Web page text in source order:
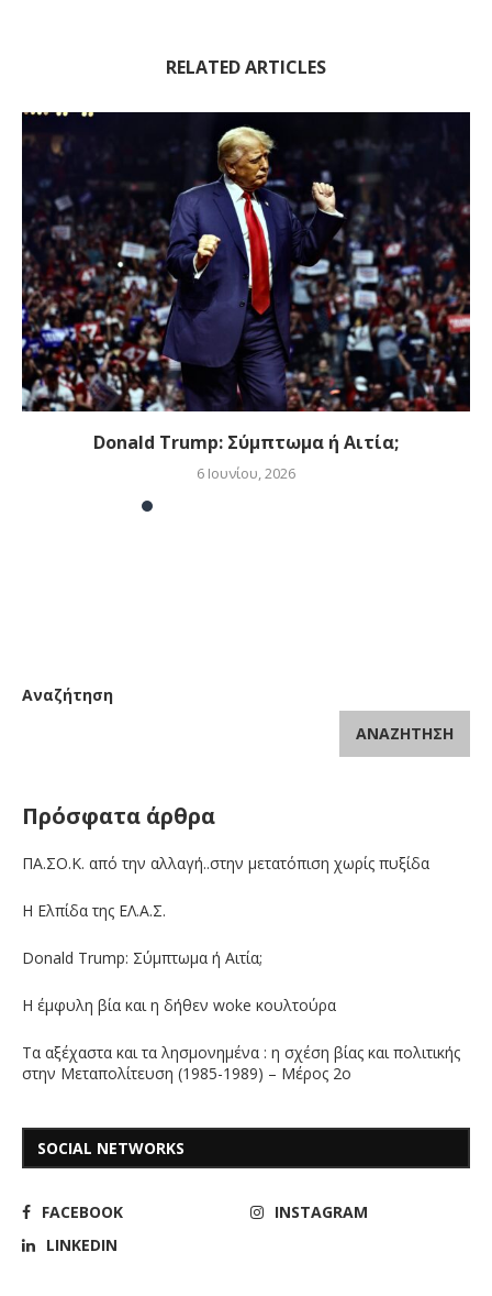
RELATED ARTICLES
Donald Trump: Σύμπτωμα ή Αιτία;
6 Ιουνίου, 2026
Αναζήτηση
ΑΝΑΖΉΤΗΣΗ
Πρόσφατα άρθρα
ΠΑ.ΣΟ.Κ. από την αλλαγή..στην μετατόπιση χωρίς πυξίδα
Η Ελπίδα της ΕΛ.Α.Σ.
Donald Trump: Σύμπτωμα ή Αιτία;
Η έμφυλη βία και η δήθεν woke κουλτούρα
Τα αξέχαστα και τα λησμονημένα : η σχέση βίας και πολιτικής
στην Μεταπολίτευση (1985-1989) – Μέρος 2ο
SOCIAL NETWORKS
FACEBOOK
INSTAGRAM
LINKEDIN